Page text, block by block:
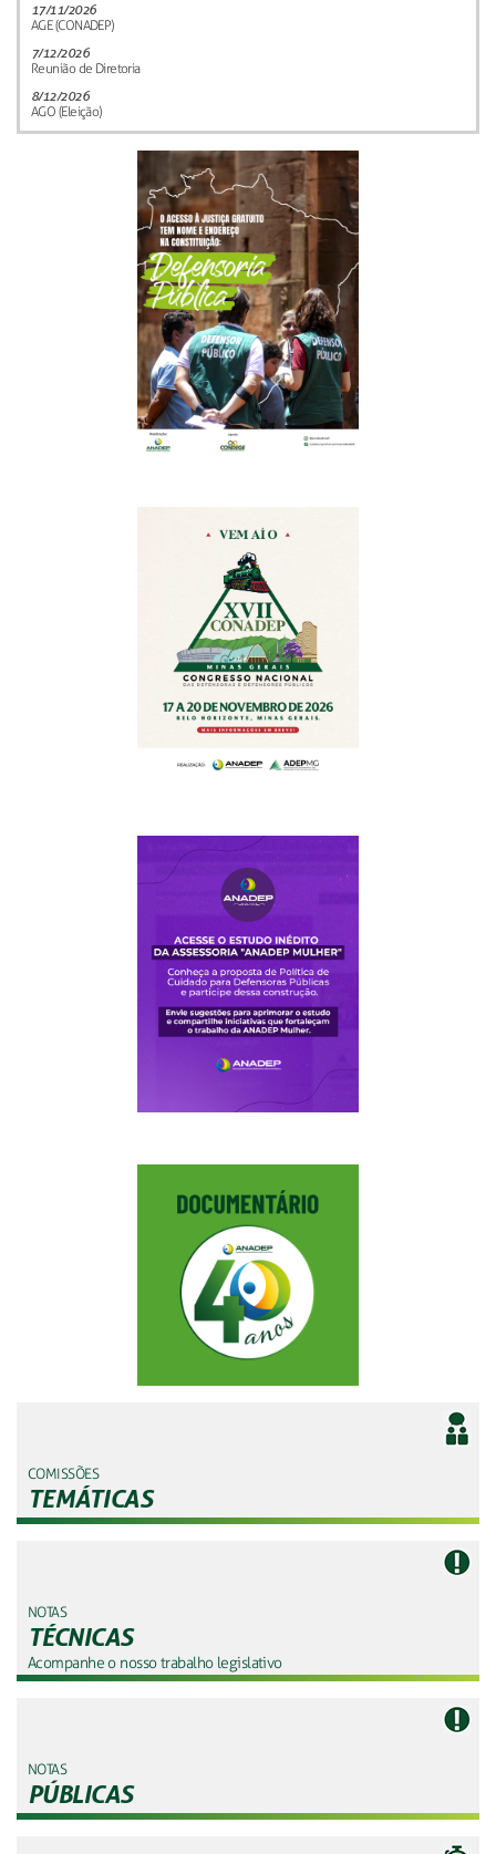
17/11/2026
AGE (CONADEP)
7/12/2026
Reunião de Diretoria
8/12/2026
AGO (Eleição)
COMISSÕES
TEMÁTICAS
NOTAS
TÉCNICAS
Acompanhe o nosso trabalho legislativo
NOTAS
PÚBLICAS